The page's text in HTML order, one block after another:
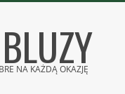
NA KAŻDĄ OKAZJĘ